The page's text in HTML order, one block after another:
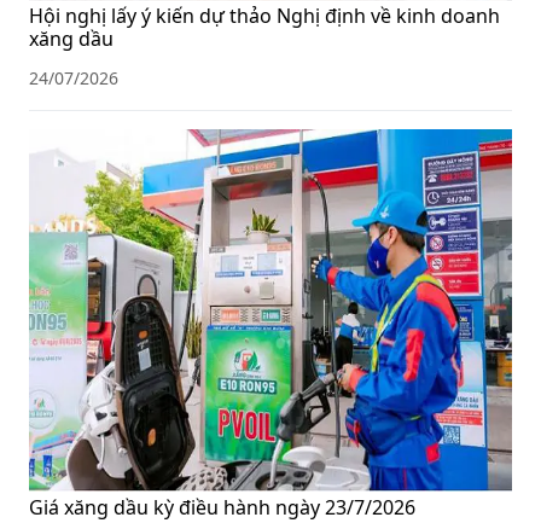
Hội nghị lấy ý kiến dự thảo Nghị định về kinh doanh
xăng dầu
24/07/2026
Giá xăng dầu kỳ điều hành ngày 23/7/2026